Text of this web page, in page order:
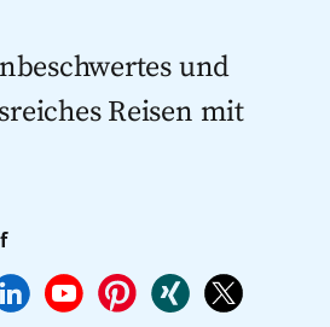
und
Reisen mit